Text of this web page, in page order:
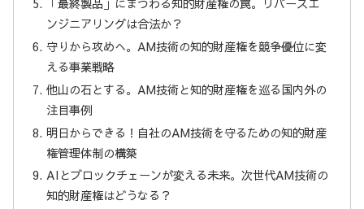
ンジニアリングは合法か？
守りから攻めへ。AM技術の知的財産権を競争優位に変
える事業戦略
他山の石とする。AM技術と知的財産権を巡る国内外の
注目事例
明日からできる！自社のAM技術を守るための知的財産
権管理体制の構築
AIとブロックチェーンが変える未来。次世代AM技術の
知的財産権はどうなる？